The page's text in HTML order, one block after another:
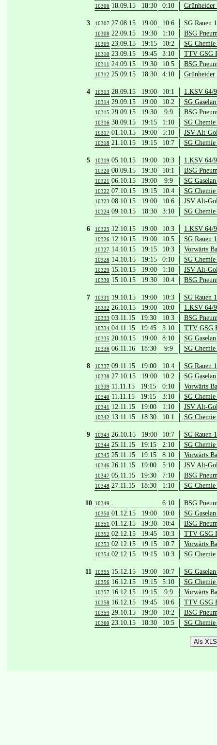
10306 18.09.15 18:30 0:10
3 10307 27.08.15 19:00 10:6 SG Rauen
10308 22.09.15 19:30 1:10 BSG
10309 23.09.15 19:15 10:2 SG
10310 23.09.15 19:45 3:10 TTV GSG
10311 24.09.15 19:30 10:5 BSG
10312 25.09.15 18:30 4:10
4 10313 28.09.15 19:00 10:1 1.KSV 64/
10314 29.09.15 19:00 10:2 SG
10315 29.09.15 19:30 9:9 BSG
10316 30.09.15 19:15 1:10 SG
10317 01.10.15 19:00 5:10 JSV Alt-
10318 21.10.15 19:15 10:7 SG
5 10319 05.10.15 19:00 10:3 1.KSV 64/
10320 08.09.15 19:30 10:1 BSG
10321 06.10.15 19:00 9:9 SG
10322 07.10.15 19:15 10:4 SG
10323 08.10.15 19:00 10:6 JSV Alt-
10324 09.10.15 18:30 3:10 SG
6 10325 12.10.15 19:00 10:3 1.KSV 64/
10326 12.10.15 19:00 10:5 SG Rauen
10327 14.10.15 19:15 10:3 Vorwärts
10328 14.10.15 19:15 0:10 SG
10329 15.10.15 19:00 1:10 JSV Alt-
10330 15.10.15 19:30 10:4 BSG
7 10331 19.10.15 19:00 10:3 SG Rauen
10332 26.10.15 19:00 10:0 1.KSV 64/
10333 03.11.15 19:30 10:3 BSG
10334 04.11.15 19:45 3:10 TTV GSG
10335 20.10.15 19:00 8:10 SG
10336 06.11.16 18:30 9:9 SG
8 10337 09.11.15 19:00 10:4 SG Rauen
10338 27.10.15 19:00 10:2 SG
10339 11.11.15 19:15 0:10 Vorwärts
10340 11.11.15 19:15 3:10 SG
10341 12.11.15 19:00 1:10 JSV Alt-
10342 13.11.15 18:30 10:1 SG
9 10343 26.10.15 19:00 10:7 SG Rauen
10344 25.11.15 19:15 2:10 SG
10345 25.11.15 19:15 8:10 Vorwärts
10346 26.11.15 19:00 5:10 JSV Alt-
10347 05.11.15 19:30 7:10 BSG
10348 27.11.15 18:30 1:10 SG
10 10349 . 6:10 BSG
10350 01.12.15 19:00 10:0 SG
10351 01.12.15 19:30 10:4 BSG
10352 02.12.15 19:45 10:3 TTV GSG
10353 02.12.15 19:15 10:7 Vorwärts
10354 02.12.15 19:15 10:3 SG
11 10355 15.12.15 19:00 10:7 SG
10356 16.12.15 19:15 5:10 SG
10357 16.12.15 19:15 9:9 Vorwärts
10358 16.12.15 19:45 10:6 TTV GSG
10359 29.10.15 19:30 10:2 BSG
10360 23.10.15 18:30 10:5 SG
Als